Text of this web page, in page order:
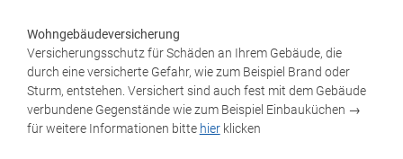
Wohngebäudeversicherung
Versicherungsschutz für Schäden an Ihrem Gebäude, die
durch eine versicherte Gefahr, wie zum Beispiel Brand oder
Sturm, entstehen. Versichert sind auch fest mit dem Gebäude
verbundene Gegenstände wie zum Beispiel Einbauküchen →
für weitere Informationen bitte hierklicken